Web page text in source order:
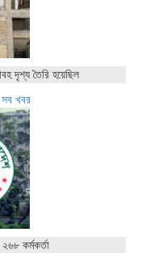
দৃশ্য তৈরি হয়েছিল
সব খবর
কর্মকর্তা